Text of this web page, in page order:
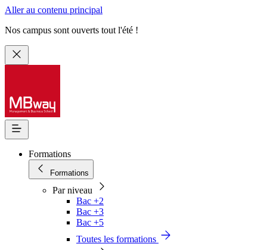
Aller au contenu principal
Nos campus sont ouverts tout l'été !
Formations
Formations
Par niveau
Bac +2
Bac +3
Bac +5
Toutes les formations